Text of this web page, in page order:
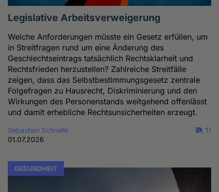
Legislative Arbeitsverweigerung
Welche Anforderungen müsste ein Gesetz erfüllen, um
in Streitfragen rund um eine Änderung des
Geschlechtseintrags tatsächlich Rechtsklarheit und
Rechtsfrieden herzustellen? Zahlreiche Streitfälle
zeigen, dass das Selbstbestimmungsgesetz zentrale
Folgefragen zu Hausrecht, Diskriminierung und den
Wirkungen des Personenstands weitgehend offenlässt
und damit erhebliche Rechtsunsicherheiten erzeugt.
Sebastian Schnelle
01.07.2026
11
GESUNDHEIT